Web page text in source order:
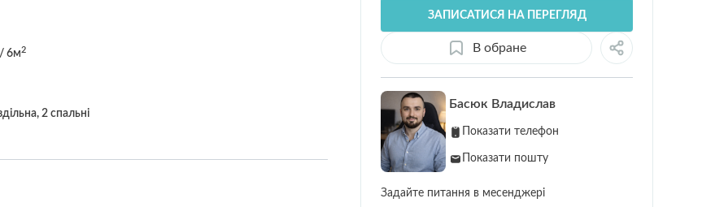
6м2
2 спальні
ЗАПИСАТИСЯ НА ПЕРЕГЛЯД
В обране
Басюк Владислав
Показати телефон
Показати пошту
Задайте питання в месенджері